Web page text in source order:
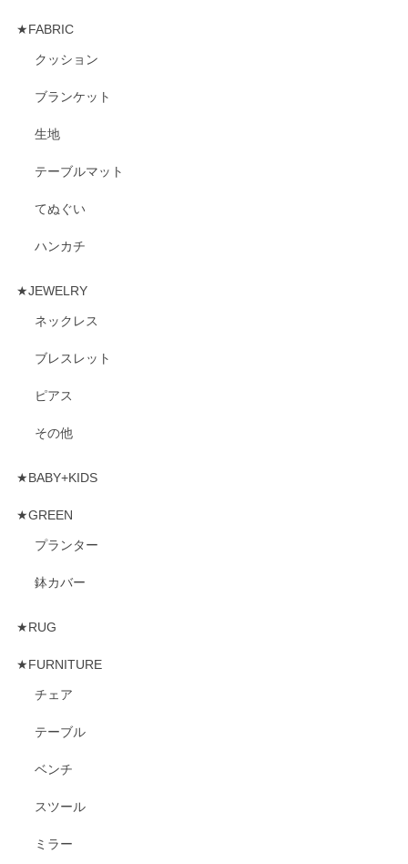
★FABRIC
クッション
ブランケット
生地
テーブルマット
てぬぐい
ハンカチ
★JEWELRY
ネックレス
ブレスレット
ピアス
その他
★BABY+KIDS
★GREEN
プランター
鉢カバー
★RUG
★FURNITURE
チェア
テーブル
ベンチ
スツール
ミラー